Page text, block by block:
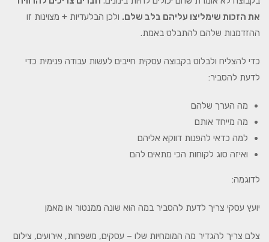
את הזכות שימליצו עליהם בלב שלם. ולכן הבלעדיות + מצוינות זו
ההזדמנות שלהם להתבלט באמת.
כדי להצליח ולבלוט בקבוצה עסקית חייבים לעשות עבודה פנימית כדי
לדעת להסביר:
מה הערך שלהם
מה מייחד אותם
למה כדאי להפנות דווקא אליהם
ואיזה סוג לקוחות הכי מתאים להם
לדוגמה:
יועץ עסקי צריך לדעת להסביר במה הוא שונה ממנטור או מאמן
צלם צריך להגדיר מה המומחיות שלו – עסקים, משפחות, אירועים, צילום